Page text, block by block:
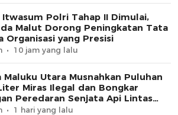
Polri Tahap II Dimulai,
Malut Dorong Peningkatan Tata
Organisasi yang Presisi
10 jam yang lalu
Maluku Utara Musnahkan Puluhan
Miras Ilegal dan Bongkar
Peredaran Senjata Api Lintas
1 hari yang lalu